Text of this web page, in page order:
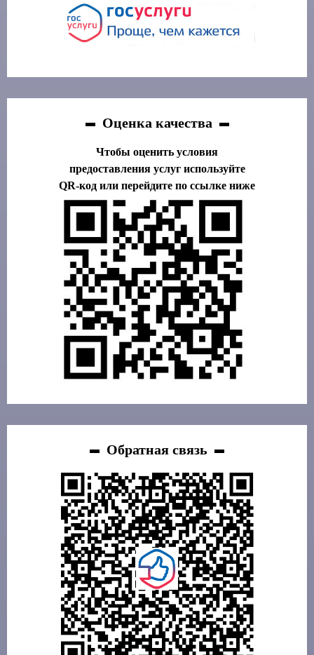
Оценка качества
Чтобы оценить условия
предоставления услуг используйте
QR-код или перейдите по ссылке ниже
Обратная связь